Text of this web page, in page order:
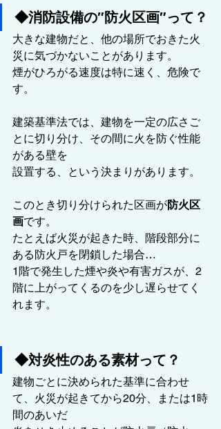
◆消防設備の″防火区画″って？
大きな建物だと、他の場所でおきた火
災に気づかないことがあります。
煙がひろがる速度は特に速く、危険で
す。
建築基準法では、建物を一定の広さご
とに切り分け、その間に火を防ぐ性能
がある壁を
設置する、という決まりがあります。
このとき切り分けられた区画が防火区
画です。
たとえば火災が起きた時、階段部分に
ある防火戸を閉鎖した場合…
1階で発生した煙や炎や有害ガスが、2
階に上がってくるのを少し遅らせてく
れます。
◆対炎性のある素材って？
建物ごとに決められた基準に合わせ
て、火災が起きてから20分、または1時
間のあいだ